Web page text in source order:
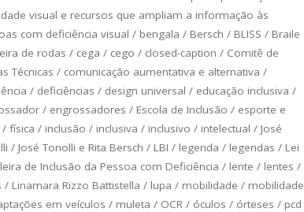
visual e recursos que ampliam a informação às
com deficiência visual / bengala / Bersch / BLISS / Braile
de rodas / cega / cego / closed-caption / Comitê de
Técnicas / comunicação aumentativa e alternativa /
/ deficiências / design universal / educação inclusiva /
/ engrossadores / Escola de Inclusão / esporte e
física / inclusão / inclusiva / inclusivo / intelectual / José
/ José Tonolli e Rita Bersch / LBI / legenda / legendas / Lei
de Inclusão da Pessoa com Deficiência / lente / lentes /
/ Linamara Rizzo Battistella / lupa / mobilidade / mobilidade
em veículos / muleta / OCR/ óculos / órteses / pcd